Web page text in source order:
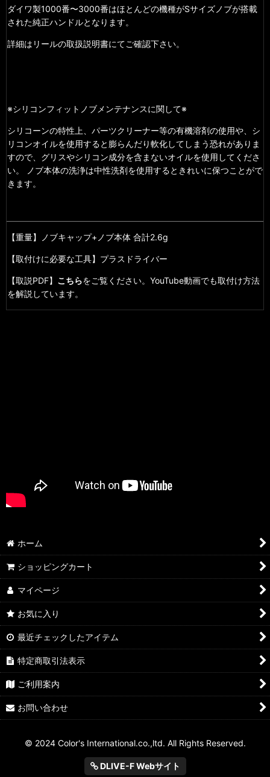
ダイワ製1000番〜3000番はほとんどの機種がSサイズノブが搭載
された純正ハンドルとなります。
詳細はリールの取扱説明書にてご確認下さい。
※シリコンフィットノブメンテナンスに関して※
シリコーンの特性上、パーツクリーナー等の有機溶剤の使用や、シ
リコンオイルを使用すると膨らんだり軟化してしまう恐れがありま
すので、グリスやシリコン成分を含まないオイルを使用してくださ
い。 ノブ本体の洗浄は中性洗剤を使用するときれいに保つことがで
きます。
【重量】ノブキャップ+ノブ本体 合計2.6g
【取付けに必要な工具】プラスドライバー
【取説PDF】 こちらをご覧ください。YouTube動画でも取付け方法
を解説しています。
ホーム
ショッピングカート
マイページ
お気に入り
最近チェックしたアイテム
特定商取引法表示
ご利用案内
お問い合わせ
© 2024 Color's International.co.,ltd. All Rights Reserved.
DLIVE-F Webサイト